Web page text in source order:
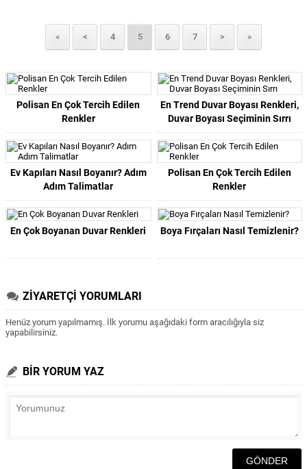
« < 4 5 6 7 > »
Polisan En Çok Tercih Edilen
Renkler
En Trend Duvar Boyası Renkleri,
Duvar Boyası Seçiminin Sırrı
Ev Kapıları Nasıl Boyanır? Adım
Adım Talimatlar
Polisan En Çok Tercih Edilen
Renkler
En Çok Boyanan Duvar Renkleri Boya Fırçaları Nasıl Temizlenir?
ZİYARETÇİ YORUMLARI
Henüz yorum yapılmamış. İlk yorumu aşağıdaki form aracılığıyla siz
yapabilirsiniz.
BİR YORUM YAZ